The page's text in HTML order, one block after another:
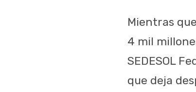
Mientras
4 mil
SEDESOL
que deja